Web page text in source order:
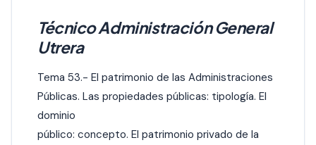
Técnico Administración General
Utrera
Tema 53.- El patrimonio de las Administraciones
Públicas. Las propiedades públicas: tipología. El
dominio
público: concepto. El patrimonio privado de la